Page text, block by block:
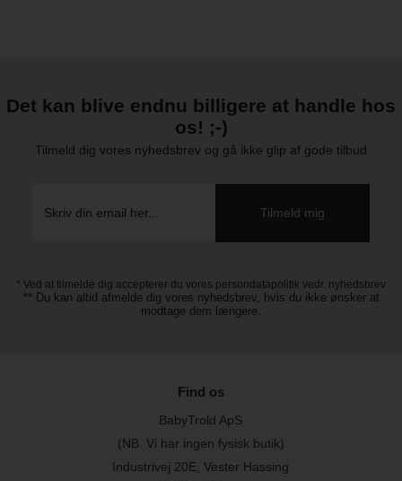
Det kan blive endnu billigere at handle hos
os! ;-)
Tilmeld dig vores nyhedsbrev og gå ikke glip af gode tilbud
* Ved at tilmelde dig accepterer du vores persondatapolitik vedr. nyhedsbrev
** Du kan altid afmelde dig vores nyhedsbrev, hvis du ikke ønsker at
modtage dem længere.
Find os
BabyTrold ApS
(NB. Vi har ingen fysisk butik)
Industrivej 20E, Vester Hassing